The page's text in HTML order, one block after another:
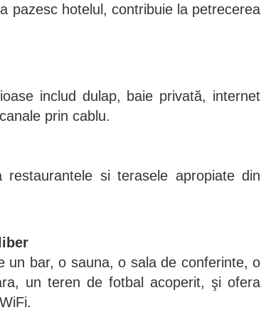
pazesc hotelul, contribuie la petrecerea
includ dulap, baie privată, internet
prin cablu.
si terasele apropiate din
un bar, o sauna, o sala de conferinte, o
un teren de fotbal acoperit, şi ofera